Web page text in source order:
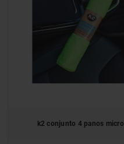
k2 conjunto 4 panos